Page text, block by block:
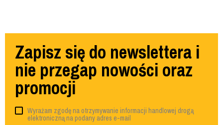
Zapisz się do newslettera i
nie przegap nowości oraz
promocji
Wyrażam zgodę na otrzymywanie informacji handlowej drogą
elektroniczną na podany adres e-mail